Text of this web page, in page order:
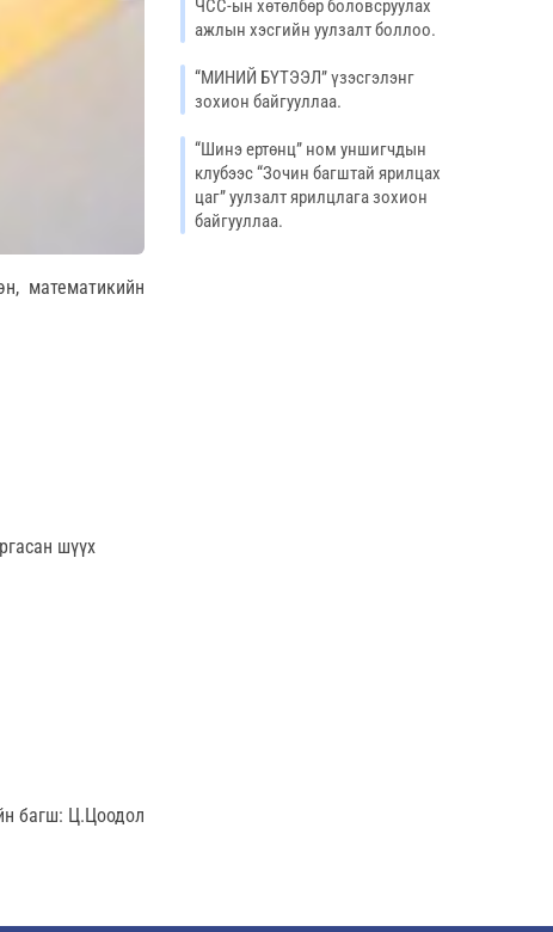
математикийн
шүүх
багш: Ц.Цоодол
ЧСС-ын хөтөлбөр боловсруулах
ажлын хэсгийн уулзалт боллоо.
“МИНИЙ БҮТЭЭЛ” үзэсгэлэнг
зохион байгууллаа.
“Шинэ ертөнц” ном уншигчдын
клубээс “Зочин багштай ярилцах
цаг” уулзалт ярилцлага зохион
байгууллаа.